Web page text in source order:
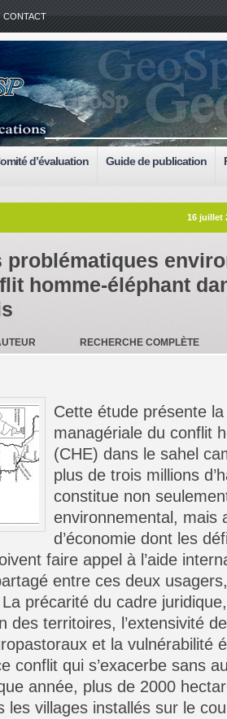
CONTACT
d’évaluation Guide de publication
16 juillet
problématiques
homme-éléphant
RECHERCHE COMPLÈTE
Cette étude présente
managériale du conflit
(CHE) dans le sahel
plus de trois millions
constitue non
environnemental, mais
d’économie dont les
faire appel à l’aide
entre ces deux
précarité du cadre
des territoires, l’extensivité
et la vulnérabilité
conflit qui s’exacerbe sans
année, plus de 2000
les villages installés sur le